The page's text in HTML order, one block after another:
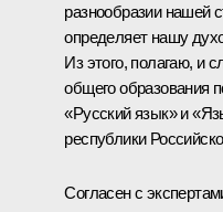
разнообразии нашей
определяет нашу
Из этого, полагаю, и
общего образования
«Русский язык» и
республики
Согласен с